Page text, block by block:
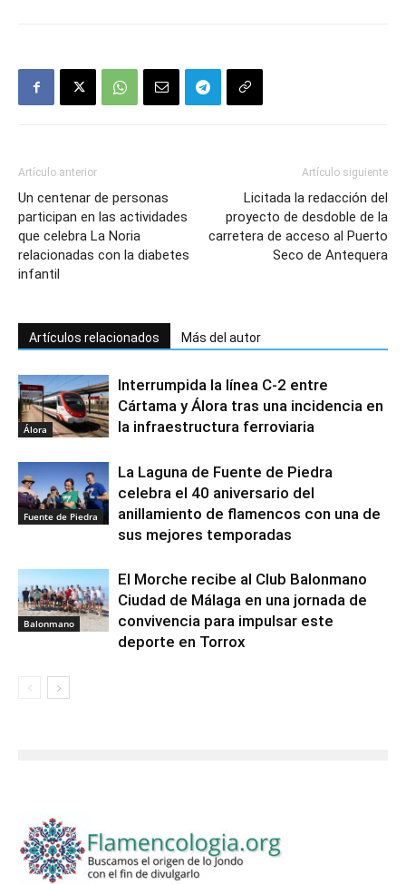
Artículo anterior
Un centenar de personas
participan en las actividades
que celebra La Noria
relacionadas con la diabetes
infantil
Artículo siguiente
Licitada la redacción del
proyecto de desdoble de la
carretera de acceso al Puerto
Seco de Antequera
Artículos relacionados Más del autor
Álora
Interrumpida la línea C-2 entre
Cártama y Álora tras una incidencia en
la infraestructura ferroviaria
Fuente de Piedra
La Laguna de Fuente de Piedra
celebra el 40 aniversario del
anillamiento de flamencos con una de
sus mejores temporadas
Balonmano
El Morche recibe al Club Balonmano
Ciudad de Málaga en una jornada de
convivencia para impulsar este
deporte en Torrox